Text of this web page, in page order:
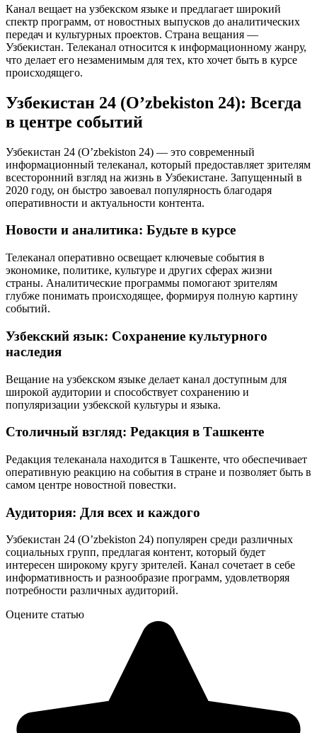
Канал вещает на узбекском языке и предлагает широкий
спектр программ, от новостных выпусков до аналитических
передач и культурных проектов. Страна вещания —
Узбекистан. Телеканал относится к информационному жанру,
что делает его незаменимым для тех, кто хочет быть в курсе
происходящего.
Узбекистан 24 (O’zbekiston 24): Всегда
в центре событий
Узбекистан 24 (O’zbekiston 24) — это современный
информационный телеканал, который предоставляет зрителям
всесторонний взгляд на жизнь в Узбекистане. Запущенный в
2020 году, он быстро завоевал популярность благодаря
оперативности и актуальности контента.
Новости и аналитика: Будьте в курсе
Телеканал оперативно освещает ключевые события в
экономике, политике, культуре и других сферах жизни
страны. Аналитические программы помогают зрителям
глубже понимать происходящее, формируя полную картину
событий.
Узбекский язык: Сохранение культурного
наследия
Вещание на узбекском языке делает канал доступным для
широкой аудитории и способствует сохранению и
популяризации узбекской культуры и языка.
Столичный взгляд: Редакция в Ташкенте
Редакция телеканала находится в Ташкенте, что обеспечивает
оперативную реакцию на события в стране и позволяет быть в
самом центре новостной повестки.
Аудитория: Для всех и каждого
Узбекистан 24 (O’zbekiston 24) популярен среди различных
социальных групп, предлагая контент, который будет
интересен широкому кругу зрителей. Канал сочетает в себе
информативность и разнообразие программ, удовлетворяя
потребности различных аудиторий.
Оцените статью